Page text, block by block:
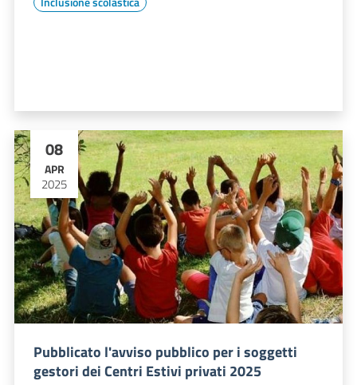
08
APR
2025
Pubblicato l'avviso pubblico per i soggetti
gestori dei Centri Estivi privati 2025